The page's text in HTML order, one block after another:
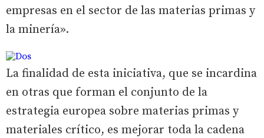
empresas en el sector de las materias primas y
la minería».
La finalidad de esta iniciativa, que se incardina
en otras que forman el conjunto de la
estrategia europea sobre materias primas y
materiales crítico, es mejorar toda la cadena